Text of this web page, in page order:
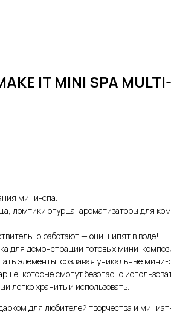
IT MINI SPA
мини-спа.
ломтики огурца, ароматизаторы для
работают — они шипят в воде!
для демонстрации готовых мини-
элементы, создавая уникальные мини-
которые смогут безопасно
легко хранить и использовать.
для любителей творчества и